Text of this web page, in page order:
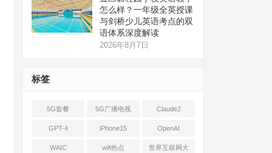
怎么样？一年级全英授课
与剑桥少儿英语考点的双
语体系深度解读
2026年8月7日
标签
5G套餐 5G广播电视 Claude2
GPT-4 iPhone15 OpenAI
WAIC wifi热点 世界互联网大